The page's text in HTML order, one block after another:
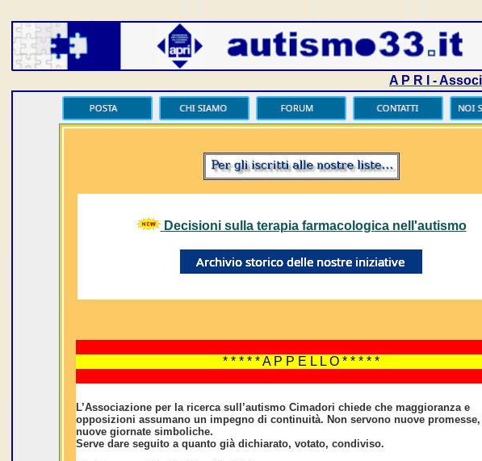
A P R I -
Decisioni sulla terapia farmacologica nell'autismo
* * * * * A P P E L L O * * * * *
L’Associazione per la ricerca sull’autismo Cimadori chiede che maggioranza e
opposizioni assumano un impegno di continuità. Non servono nuove promesse,
nuove giornate simboliche.
Serve dare seguito a quanto già dichiarato, votato, condiviso.